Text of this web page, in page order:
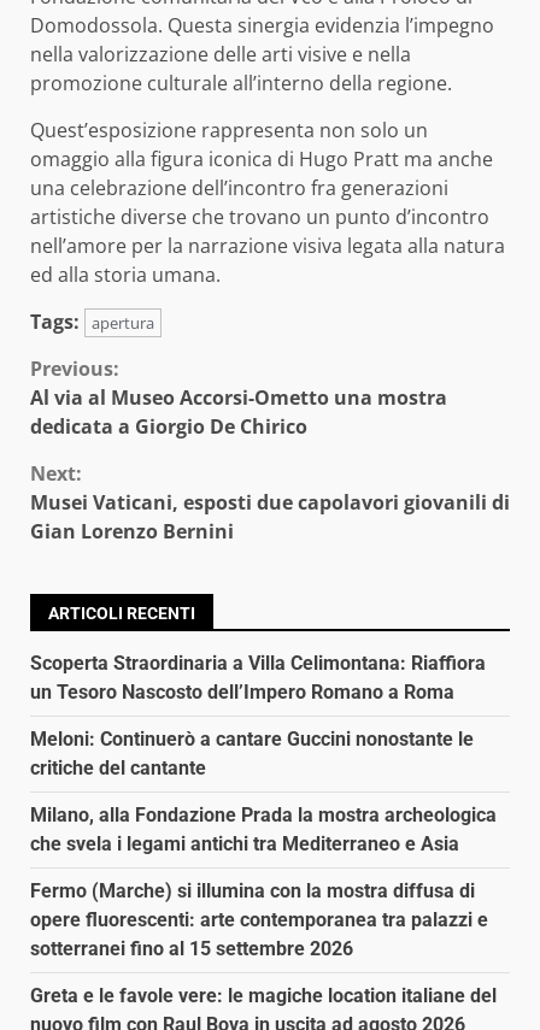
Domodossola. Questa sinergia evidenzia l’impegno
nella valorizzazione delle arti visive e nella
promozione culturale all’interno della regione.
Quest’esposizione rappresenta non solo un
omaggio alla figura iconica di Hugo Pratt ma anche
una celebrazione dell’incontro fra generazioni
artistiche diverse che trovano un punto d’incontro
nell’amore per la narrazione visiva legata alla natura
ed alla storia umana.
Tags:
apertura
Continue
Reading
Previous:
Al via al Museo Accorsi-Ometto una mostra
dedicata a Giorgio De Chirico
Next:
Musei Vaticani, esposti due capolavori giovanili di
Gian Lorenzo Bernini
ARTICOLI RECENTI
Scoperta Straordinaria a Villa Celimontana: Riaffiora
un Tesoro Nascosto dell’Impero Romano a Roma
Meloni: Continuerò a cantare Guccini nonostante le
critiche del cantante
Milano, alla Fondazione Prada la mostra archeologica
che svela i legami antichi tra Mediterraneo e Asia
Fermo (Marche) si illumina con la mostra diffusa di
opere fluorescenti: arte contemporanea tra palazzi e
sotterranei fino al 15 settembre 2026
Greta e le favole vere: le magiche location italiane del
nuovo film con Raul Bova in uscita ad agosto 2026